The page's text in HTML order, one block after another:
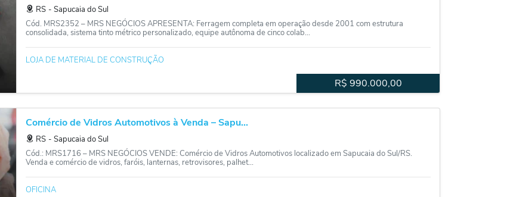
RS ‐ Sapucaia do Sul
Cód. MRS2352 – MRS NEGÓCIOS APRESENTA: Ferragem completa em operação desde 2001 com estrutura
consolidada, sistema tinto métrico personalizado, equipe autônoma de cinco colab...
LOJA DE MATERIAL DE CONSTRUÇÃO
R$ 990.000,00
Comércio de Vidros Automotivos à Venda – Sapu...
RS ‐ Sapucaia do Sul
Cód.: MRS1716 – MRS NEGÓCIOS VENDE: Comércio de Vidros Automotivos localizado em Sapucaia do Sul/RS.
Venda e comércio de vidros, faróis, lanternas, retrovisores, palhet...
OFICINA